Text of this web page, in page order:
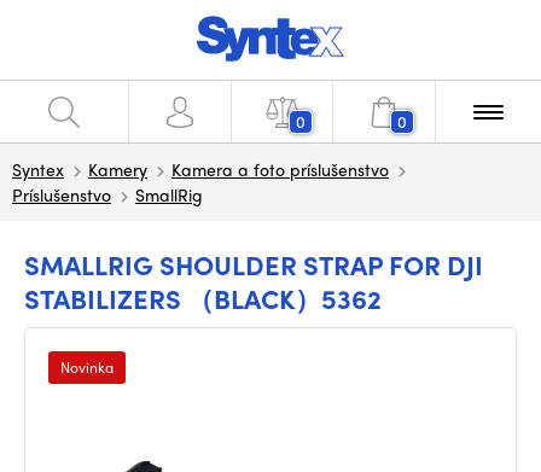
0 0
Syntex Kamery
Kamera a foto príslušenstvo
Príslušenstvo
SmallRig
SMALLRIG SHOULDER STRAP FOR DJI
STABILIZERS （BLACK）5362
Novinka